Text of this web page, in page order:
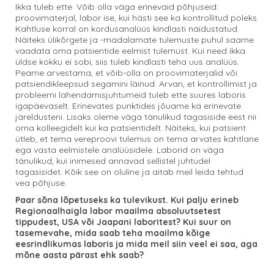
Ikka tuleb ette. Võib olla väga erinevaid põhjuseid:
proovimaterjal, labor ise, kui hästi see ka kontrollitud poleks.
Kahtluse korral on kordusanalüüs kindlasti näidustatud.
Näiteks ülikõrgete ja -madalamate tulemuste puhul saame
vaadata oma patsientide eelmist tulemust. Kui need ikka
üldse kokku ei sobi, siis tuleb kindlasti teha uus analüüs.
Peame arvestama, et võib-olla on proovimaterjalid või
patsiendikleepsud segamini läinud. Arvan, et kontrollimist ja
probleemi lahendamisjuhtumeid tuleb ette suures laboris
igapäevaselt. Erinevates punktides jõuame ka erinevate
järeldusteni. Lisaks oleme väga tänulikud tagasiside eest nii
oma kolleegidelt kui ka patsientidelt. Näiteks, kui patsient
ütleb, et tema vereproovi tulemus on tema arvates kahtlane
ega vasta eelmistele analüüsidele. Laborid on väga
tänulikud, kui inimesed annavad sellistel juhtudel
tagasisidet. Kõik see on oluline ja aitab meil leida tehtud
vea põhjuse.
Paar sõna lõpetuseks ka tulevikust. Kui palju erineb
Regionaalhaigla labor maailma absoluutsetest
tippudest, USA või Jaapani laboritest? Kui suur on
tasemevahe, mida saab teha maailma kõige
eesrindlikumas laboris ja mida meil siin veel ei saa, aga
mõne aasta pärast ehk saab?